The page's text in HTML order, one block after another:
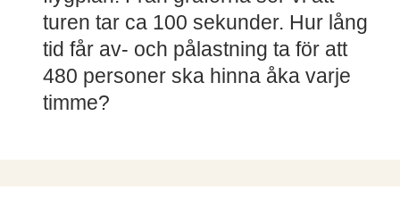
turen tar ca 100 sekunder. Hur lång
tid får av- och pålastning ta för att
480 personer ska hinna åka varje
timme?